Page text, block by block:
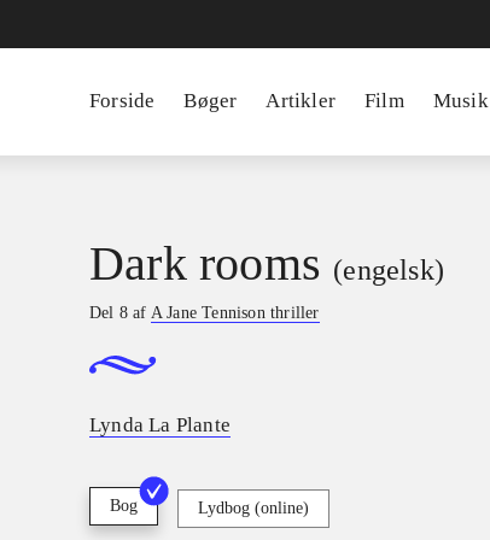
Forside Bøger Artikler Film Musik
Dark rooms (engelsk)
Del 8 af A Jane Tennison thriller
Lynda La Plante
Bog Lydbog (online)